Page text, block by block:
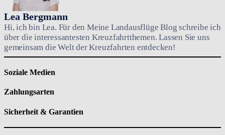
Lea Bergmann
Hi, ich bin Lea. Für den Meine Landausflüge Blog schreibe ich
über die interessantesten Kreuzfahrtthemen. Lassen Sie uns
gemeinsam die Welt der Kreuzfahrten entdecken!
Soziale Medien
Zahlungsarten
Sicherheit & Garantien